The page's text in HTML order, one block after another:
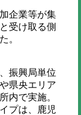
企業等が集
受け取る側
。
振興局単位
県央エリア
内で実施。
プは、鹿児